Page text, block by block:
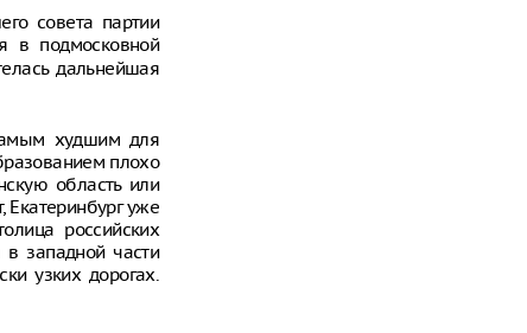
совета партии
в подмосковной
дальнейшая
худшим для
плохо
область или
Екатеринбург уже
российских
западной части
узких дорогах.